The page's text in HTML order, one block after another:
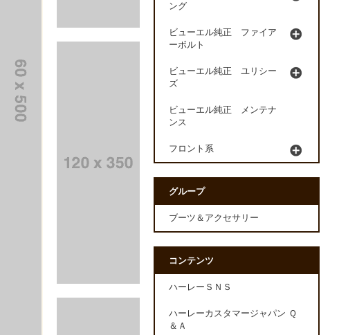
ング
ビューエル純正 ファイア
ーボルト
ビューエル純正 ユリシー
ズ
ビューエル純正 メンテナ
ンス
フロント系
グループ
ブーツ＆アクセサリー
コンテンツ
ハーレーＳＮＳ
ハーレーカスタマージャパン Ｑ
＆Ａ